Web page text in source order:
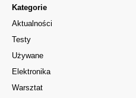
Kategorie
Aktualności
Testy
Używane
Elektronika
Warsztat